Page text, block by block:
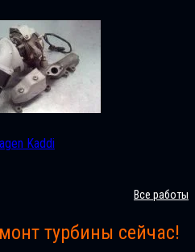
Kaddi
Все работы
турбины сейчас!